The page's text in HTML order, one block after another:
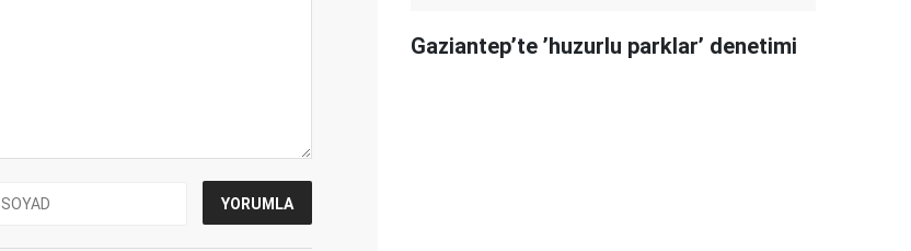
Gaziantep’te ’huzurlu parklar’ denetimi